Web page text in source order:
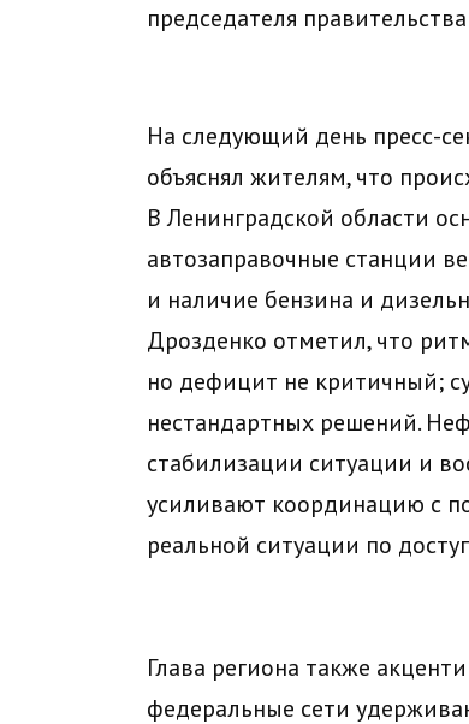
председателя
На следующий день пресс-
объяснял жителям, что
В Ленинградской области
автозаправочные станции
и наличие бензина и
Дрозденко отметил, что
но дефицит не критичный;
нестандартных решений.
стабилизации ситуации и
усиливают координацию с
реальной ситуации по
Глава региона также
федеральные сети